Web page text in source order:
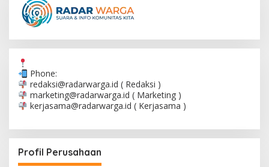
Phone:
redaksi@radarwarga.id ( Redaksi )
marketing@radarwarga.id ( Marketing )
kerjasama@radarwarga.id ( Kerjasama )
Profil Perusahaan